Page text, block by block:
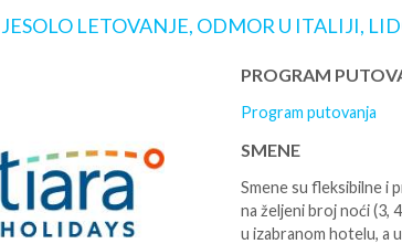
LETOVANJE, ODMOR U ITALIJI,
PROGRAM
Program putovanja
SMENE
Smene su fleksibilne i
na željeni broj noći (3,
u izabranom hotelu, a